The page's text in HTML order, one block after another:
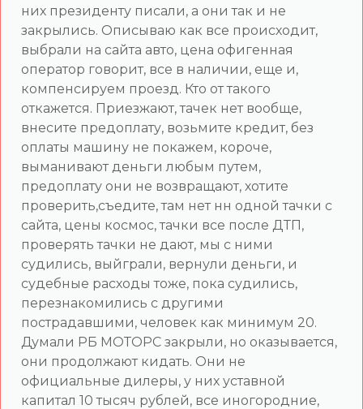
них президенту писали, а они так и не
закрылись. Описываю как все происходит,
выбрали на сайта авто, цена офигенная
оператор говорит, все в наличии, еще и,
компенсируем проезд. Кто от такого
откажется. Приезжают, тачек нет вообще,
внесите предоплату, возьмите кредит, без
оплаты машину не покажем, короче,
выманивают деньги любым путем,
предоплату они не возвращают, хотите
проверить,съедите, там нет нн одной тачки с
сайта, цены космос, тачки все после ДТП,
проверять тачки не дают, мы с ними
судились, выйграли, вернули деньги, и
судебные расходы тоже, пока судились,
перезнакомились с другими
пострадавшими, человек как минимум 20.
Думали РБ МОТОРС закрыли, но оказывается,
они продолжают кидать. Они не
официальные дилеры, у них уставной
капитал 10 тысяч рублей, все иногородние,